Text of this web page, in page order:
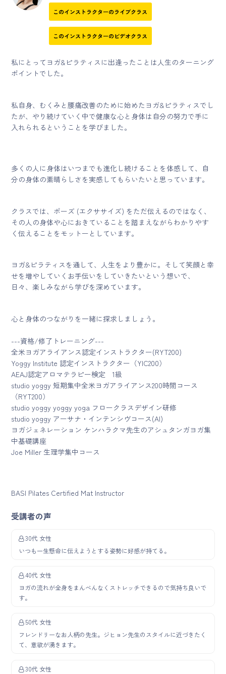
このインストラクターのライブクラス
このインストラクターのビデオクラス
私にとってヨガ&ピラティスに出逢ったことは人生のターニング
ポイントでした。
私自身、むくみと腰痛改善のために始めたヨガ&ピラティスでし
たが、やり続けていく中で健康な心と身体は自分の努力で手に
入れられるということを学びました。
多くの人に身体はいつまでも進化し続けることを体感して、自
分の身体の素晴らしさを実感してもらいたいと思っています。
クラスでは、ポーズ (エクササイズ) をただ伝えるのではなく、
その人の身体や心におきていることを踏まえながらわかりやす
く伝えることをモットーとしています。
ヨガ&ピラティスを通して、人生をより豊かに。そして笑顔と幸
せを増やしていくお手伝いをしていきたいという想いで、
日々、楽しみながら学びを深めています。
心と身体のつながりを一緒に探求しましょう。
---資格/修了トレーニング---
全米ヨガアライアンス認定インストラクター(RYT200)
Yoggy Institute 認定インストラクター（YIC200）
AEAJ認定アロマテラピー検定 1級
studio yoggy 短期集中全米ヨガアライアンス200時間コース
（RYT200）
studio yoggy yoggy yoga フロークラスデザイン研修
studio yoggy アーサナ・インテンシヴコース(AI)
ヨガジェネレーション ケンハラクマ先生のアシュタンガヨガ集
中基礎講座
Joe Miller 生理学集中コース
BASI Pilates Certified Mat Instructor
受講者の声
30代 女性
いつも一生懸命に伝えようとする姿勢に好感が持てる。
40代 女性
ヨガの流れが全身をまんべんなくストレッチできるので気持ち良いで
す。
50代 女性
フレンドリーなお人柄の先生。ジヒョン先生のスタイルに近づきたく
て、意欲が湧きます。
30代 女性